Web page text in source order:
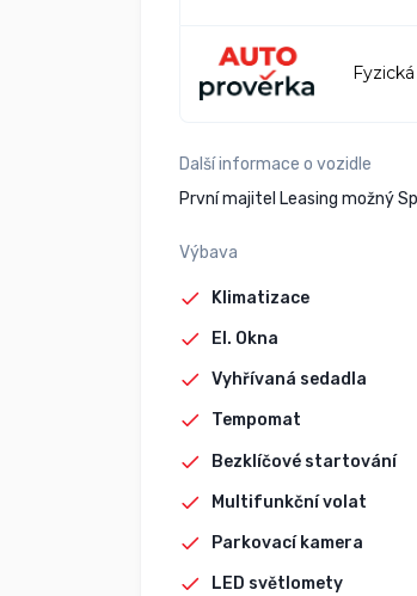
Další informace o vozidle
První majitel Leasing možný
Výbava
Klimatizace
El. Okna
Vyhřívaná sedadla
Tempomat
Bezklíčové startování
Multifunkční volat
Parkovací kamera
LED světlomety